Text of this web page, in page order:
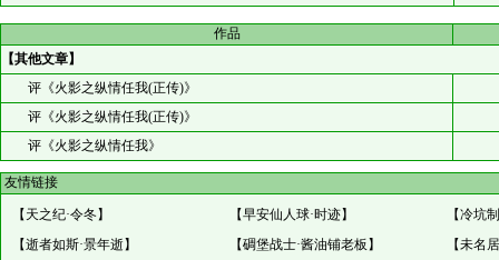
作品
【其他文章】
评《火影之纵情任我(正传)》
评《火影之纵情任我(正传)》
评《火影之纵情任我》
友情链接
【 天之纪·令冬】 【早安仙人球·时迹】 【冷坑
【逝者如斯·景年逝】 【碉堡战士·酱油铺老板 】 【未名